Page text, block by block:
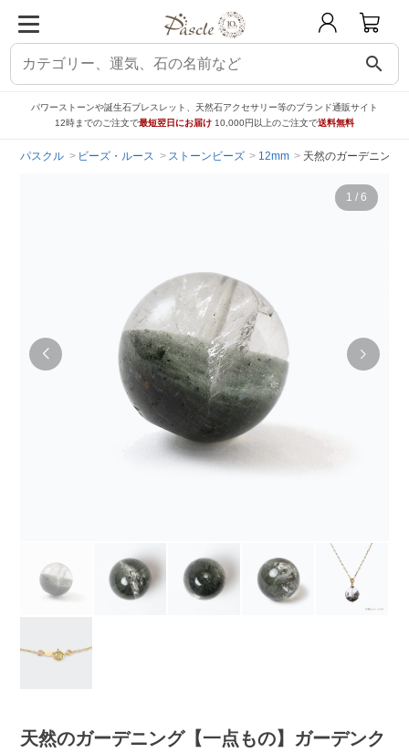
search
パワーストーンや誕生石ブレスレット、天然石アクセサリー等のブランド通販サイト
12時までのご注文で最短翌日にお届け 10,000円以上のご注文で送料無料
パスクル ビーズ・ルース ストーンビーズ 12mm 天然のガーデニング
1 / 6
天然のガーデニング【一点もの】ガーデンク